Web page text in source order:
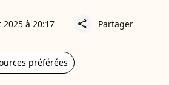
à 20:17 share Partager
préférées